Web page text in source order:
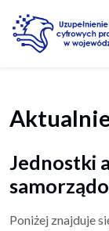
Jednostki
Poniżej znajduje